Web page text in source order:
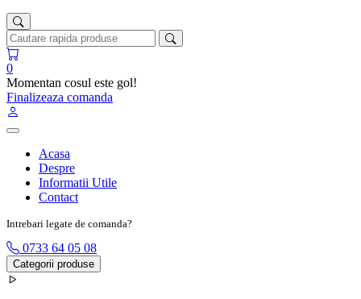
0
Momentan cosul este gol!
Finalizeaza comanda
Acasa
Despre
Informatii Utile
Contact
Intrebari legate de comanda?
0733 64 05 08
Categorii produse